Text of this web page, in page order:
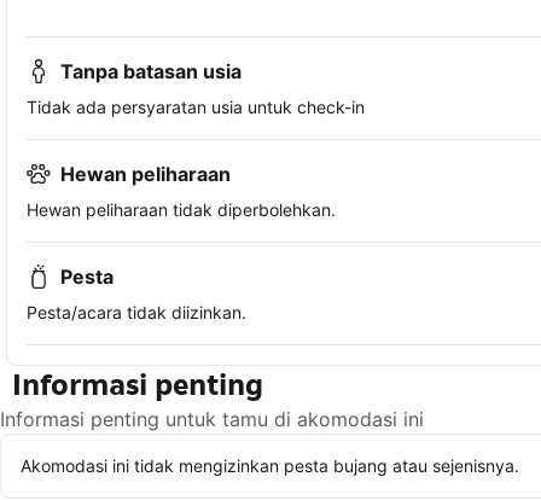
Tanpa batasan usia
Tidak ada persyaratan usia untuk check-in
Hewan peliharaan
Hewan peliharaan tidak diperbolehkan.
Pesta
Pesta/acara tidak diizinkan.
Informasi penting
Informasi penting untuk tamu di akomodasi ini
Akomodasi ini tidak mengizinkan pesta bujang atau sejenisnya.